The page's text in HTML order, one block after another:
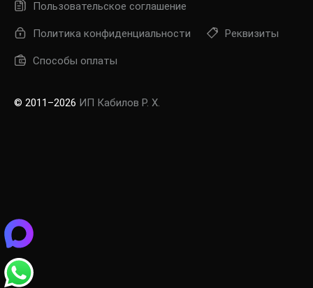
Пользовательское соглашение
Политика конфиденциальности Реквизиты
Способы оплаты
© 2011–2026 ИП Кабилов Р. Х.